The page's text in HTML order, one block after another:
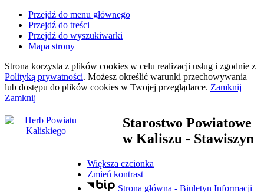
Przejdź do menu głównego
Przejdź do treści
Przejdź do wyszukiwarki
Mapa strony
Strona korzysta z plików cookies w celu realizacji usług i zgodnie z
Polityką prywatności. Możesz określić warunki przechowywania
lub dostępu do plików cookies w Twojej przeglądarce. Zamknij
Zamknij
Starostwo Powiatowe
w Kaliszu - Stawiszyn
Większa czcionka
Zmień kontrast
Strona główna - Biuletyn Informacji